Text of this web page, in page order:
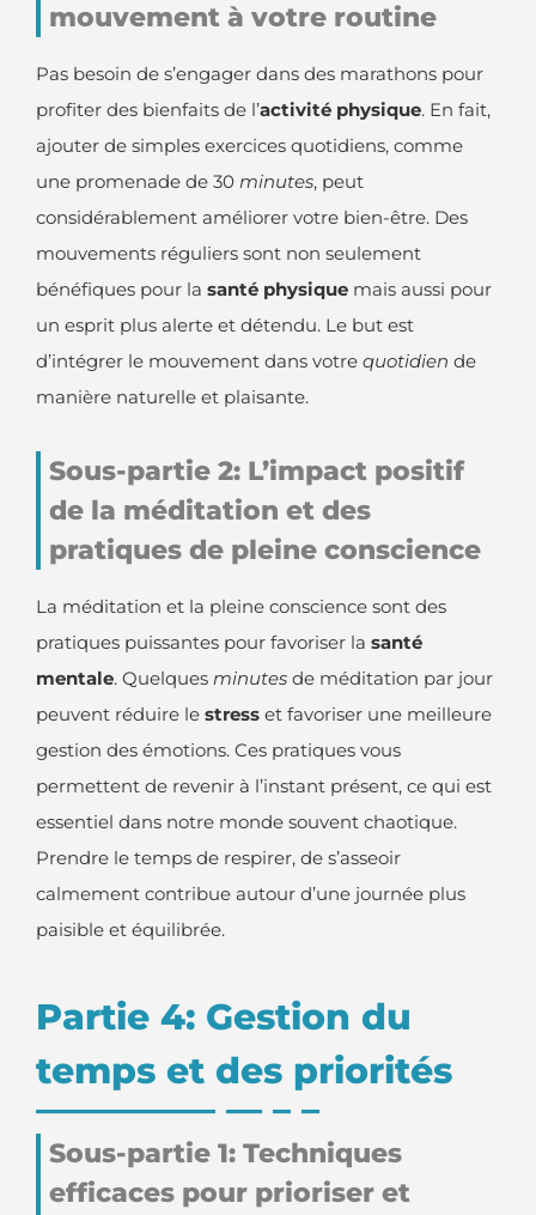
mouvement à votre routine
Pas besoin de s’engager dans des marathons pour
profiter des bienfaits de l’activité physique. En fait,
ajouter de simples exercices quotidiens, comme
une promenade de 30 minutes, peut
considérablement améliorer votre bien-être. Des
mouvements réguliers sont non seulement
bénéfiques pour la santé physique mais aussi pour
un esprit plus alerte et détendu. Le but est
d’intégrer le mouvement dans votre quotidien de
manière naturelle et plaisante.
Sous-partie 2: L’impact positif
de la méditation et des
pratiques de pleine conscience
La méditation et la pleine conscience sont des
pratiques puissantes pour favoriser la santé
mentale. Quelques minutes de méditation par jour
peuvent réduire le stress et favoriser une meilleure
gestion des émotions. Ces pratiques vous
permettent de revenir à l’instant présent, ce qui est
essentiel dans notre monde souvent chaotique.
Prendre le temps de respirer, de s’asseoir
calmement contribue autour d’une journée plus
paisible et équilibrée.
Partie 4: Gestion du
temps et des priorités
Sous-partie 1: Techniques
efficaces pour prioriser et